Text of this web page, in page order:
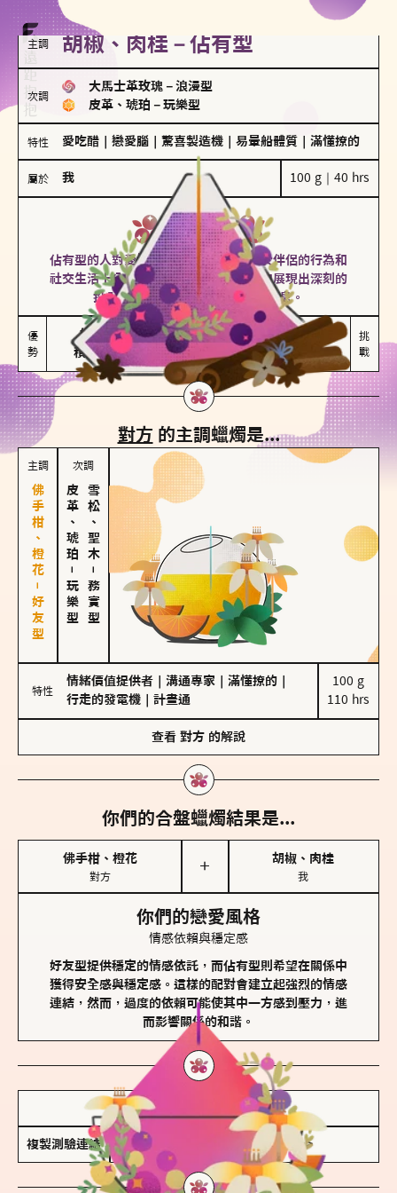
主調 胡椒、肉桂－佔有型
次調
大馬士革玫瑰 － 浪漫型
皮革、琥珀 － 玩樂型
特性 愛吃醋 戀愛腦 驚喜製造機 易暈船體質 滿懂撩的
屬於 我 100 g｜40 hrs
佔有型
胡椒、肉桂
佔有型的人對愛情有強烈的保護欲，對於伴侶的行為和
社交生活十分敏感、容易吃醋。在關係中展現出深刻的
投入和激情，但也可能讓人感到窒息。
優
勢
能建立緊密關係
積極維繫關係熱度
嫉妒心較強
可能出現控制欲
挑
戰
對方 的主調蠟燭是...
主調
佛手柑、橙花－好友型
次調
皮革、琥珀
－
玩樂型
雪松、聖木
－
務實型
特性
情緒價值提供者 溝通專家 滿懂撩的
行走的發電機
計畫通
100 g
110 hrs
查看 對方 的解說
你們的合盤蠟燭結果是...
佛手柑、橙花
對方
＋
胡椒、肉桂
我
你們的戀愛風格
情感依賴與穩定感
好友型提供穩定的情感依託，而佔有型則希望在關係中
獲得安全感與穩定感。這樣的配對會建立起強烈的情感
連結，然而，過度的依賴可能使其中一方感到壓力，進
而影響關係的和諧。
儲存我的結果圖
複製測驗連結 查看香氛類型全解析 >>>